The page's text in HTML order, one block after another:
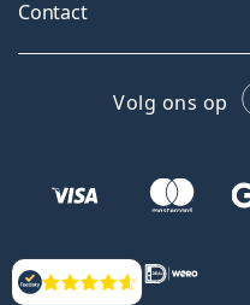
Beoordelingen
Contact
Volg ons op